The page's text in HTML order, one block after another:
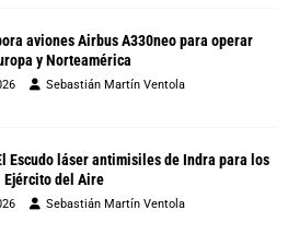
aviones Airbus A330neo para operar
y Norteamérica
Sebastián Martín Ventola
Escudo láser antimisiles de Indra para los
Ejército del Aire
Sebastián Martín Ventola